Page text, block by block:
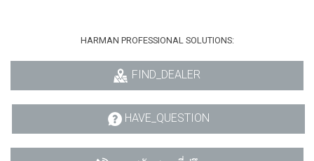
HARMAN PROFESSIONAL SOLUTIONS:
FIND_DEALER
HAVE_QUESTION